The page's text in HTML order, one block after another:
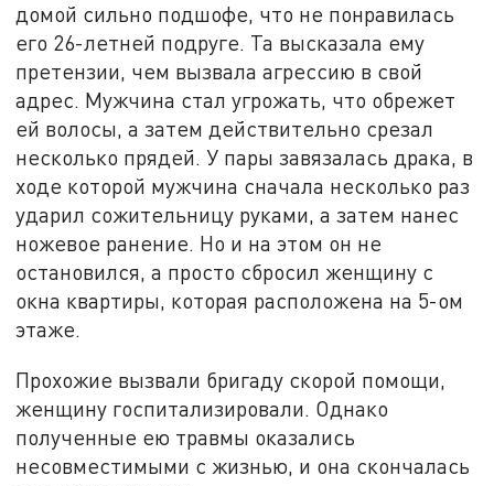
домой сильно подшофе, что не понравилась
его 26-летней подруге. Та высказала ему
претензии, чем вызвала агрессию в свой
адрес. Мужчина стал угрожать, что обрежет
ей волосы, а затем действительно срезал
несколько прядей. У пары завязалась драка, в
ходе которой мужчина сначала несколько раз
ударил сожительницу руками, а затем нанес
ножевое ранение. Но и на этом он не
остановился, а просто сбросил женщину с
окна квартиры, которая расположена на 5-ом
этаже.
Прохожие вызвали бригаду скорой помощи,
женщину госпитализировали. Однако
полученные ею травмы оказались
несовместимыми с жизнью, и она скончалась